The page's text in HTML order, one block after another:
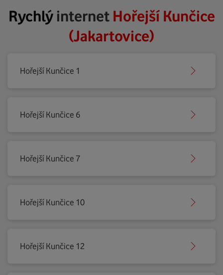
Rychlýinternet Hořejší Kunčice
(Jakartovice)
Hořejší Kunčice 1
Hořejší Kunčice 6
Hořejší Kunčice 7
Hořejší Kunčice 10
Hořejší Kunčice 12